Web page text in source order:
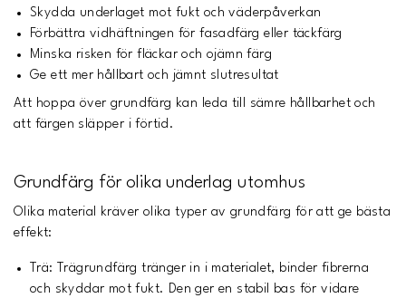
Skydda underlaget mot fukt och väderpåverkan
Förbättra vidhäftningen för fasadfärg eller täckfärg
Minska risken för fläckar och ojämn färg
Ge ett mer hållbart och jämnt slutresultat
Att hoppa över grundfärg kan leda till sämre hållbarhet och
att färgen släpper i förtid.
Grundfärg för olika underlag utomhus
Olika material kräver olika typer av grundfärg för att ge bästa
effekt:
Trä: Trägrundfärg tränger in i materialet, binder fibrerna
och skyddar mot fukt. Den ger en stabil bas för vidare